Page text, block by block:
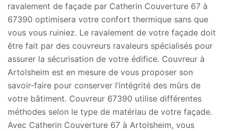
ravalement de façade par Catherin Couverture 67 à
67390 optimisera votre confort thermique sans que
vous vous ruiniez. Le ravalement de votre façade doit
être fait par des couvreurs ravaleurs spécialisés pour
assurer la sécurisation de votre édifice. Couvreur à
Artolsheim est en mesure de vous proposer son
savoir-faire pour conserver l’intégrité des mûrs de
votre bâtiment. Couvreur 67390 utilise différentes
méthodes selon le type de matériau de votre façade.
Avec Catherin Couverture 67 à Artolsheim, vous